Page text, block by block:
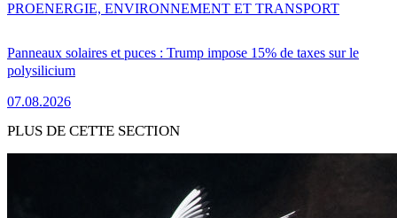
Panneaux solaires et puces : Trump impose 15% de taxes sur le
polysilicium
07.08.2026
PROENERGIE, ENVIRONNEMENT ET TRANSPORT
PLUS DE CETTE SECTION